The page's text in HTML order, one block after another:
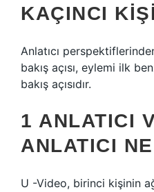
KAÇINCI
Anlatıcı
bakış açısı, eylemi ilk
bakış açısıdır.
1 ANLATICI
ANLATICI
U -Video, birinci kişinin